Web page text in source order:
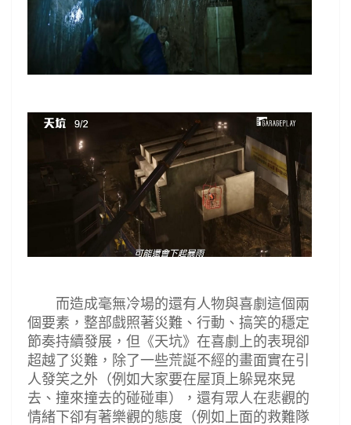
而造成毫無冷場的還有人物與喜劇這個兩
個要素，整部戲照著災難 、行動、搞笑的穩定
節奏持續發展， 但 《天坑》 在喜劇上的表現卻
超越了災難，除了一些荒誕不經的畫面實在引
人發笑之外 （例如大家要在屋頂上躲晃來晃
去、撞來撞去的碰碰車）
，還有眾人在悲觀的
情緒下卻有著樂觀的態度 （例如 上面的救難隊